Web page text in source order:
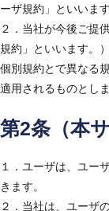
ーザ規約」といいま
２．当社が今後ご提
規約」といいます。
個別規約とで異なる
適用されるものとしま
第2条（本
１．ユーザは、ユー
きます。
２．当社は、ユーザ